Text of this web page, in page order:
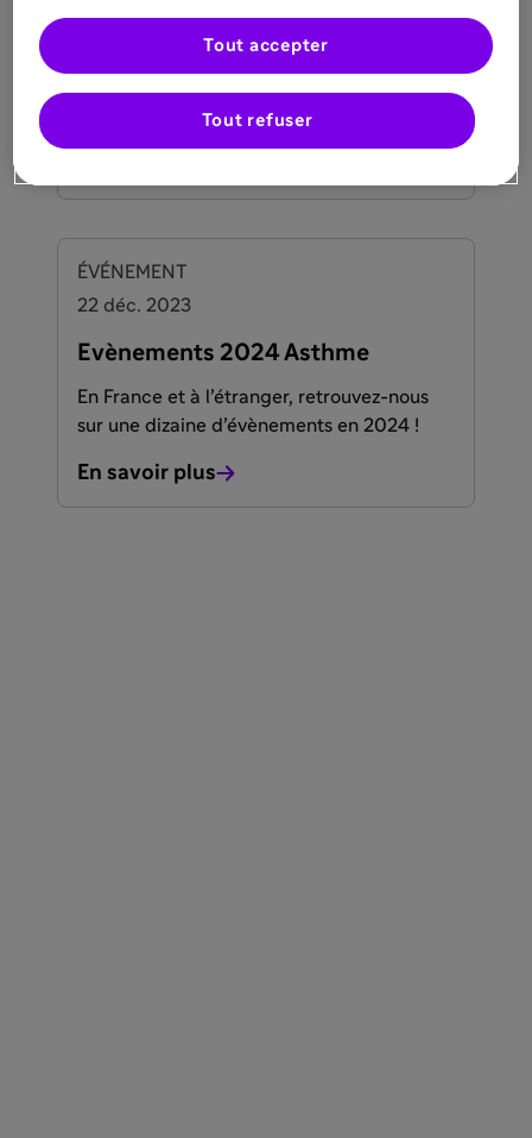
CPLF 2025, Marseille
Découvrez les orateurs et modérateurs de
nos symposia au CPLF 2025, se déroulant
du 24 au 26 janvier 2025 à Marseille.
ÉVÉNEMENT
22 déc. 2023
Evènements 2024 Asthme
En France et à l’étranger, retrouvez-nous
sur une dizaine d’évènements en 2024 !
En savoir plus
Tout refuser
Tout accepter